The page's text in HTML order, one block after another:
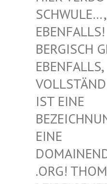
E…, EBENFA
LLS! O-H-H
CH
LLS, VOLLST
ÄNDIG!
NE BEZEIC
HNUNG
OMAIN
ENDUNG,
THOMAS